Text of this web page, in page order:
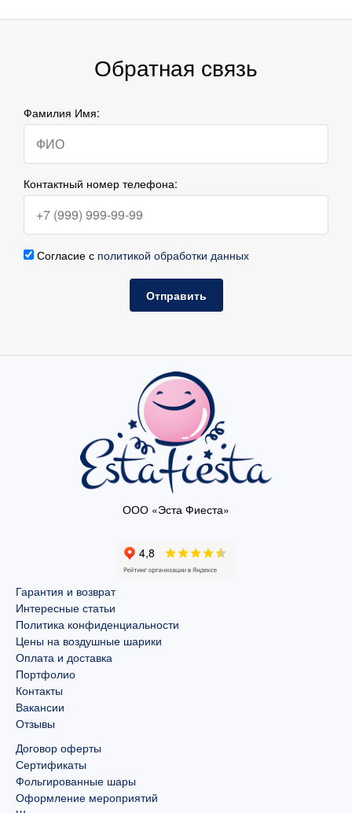
Обратная связь
Фамилия Имя:
Контактный номер телефона:
Согласие с политикой обработки данных
Отправить
ООО «Эста Фиеста»
Гарантия и возврат
Интересные статьи
Политика конфиденциальности
Цены на воздушные шарики
Оплата и доставка
Портфолио
Контакты
Вакансии
Отзывы
Договор оферты
Сертификаты
Фольгированные шары
Оформление мероприятий